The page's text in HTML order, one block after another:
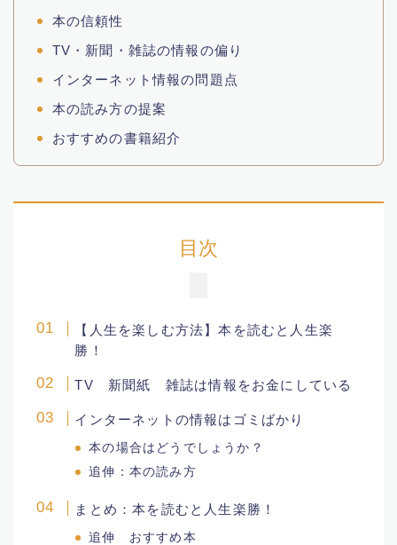
ハワイ情報
男性歌手
プロフィール
映画
プログラミング
読んだ本
本の信頼性
TV・新聞・雑誌の情報の偏り
インターネット情報の問題点
本の読み方の提案
おすすめの書籍紹介
目次
【人生を楽しむ方法】本を読むと人生楽
勝！
TV 新聞紙 雑誌は情報をお金にしている
インターネットの情報はゴミばかり
本の場合はどうでしょうか？
追伸：本の読み方
まとめ：本を読むと人生楽勝！
追伸 おすすめ本